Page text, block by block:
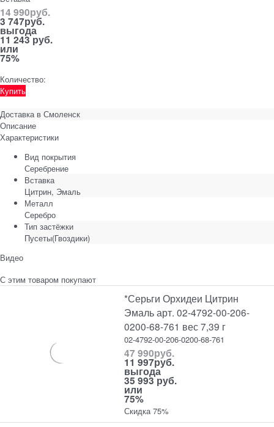
14 990руб.
3 747руб.
выгода
11 243 руб.
или
75%
Количество:
Купить
Доставка в Смоленск
Описание
Характеристики
Вид покрытия
Серебрение
Вставка
Цитрин, Эмаль
Металл
Серебро
Тип застёжки
Пусеты(Гвоздики)
Видео
С этим товаром покупают
*Серьги Орхидеи Цитрин
Эмаль арт. 02-4792-00-206-
0200-68-761 вес 7,39 г
02-4792-00-206-0200-68-761
47 990руб.
11 997руб.
выгода
35 993 руб.
или
75%
Скидка 75%